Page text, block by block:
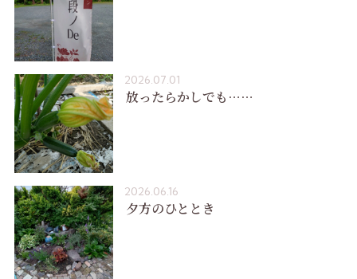
2026.07.01
放ったらかしでも……
2026.06.16
夕方のひととき